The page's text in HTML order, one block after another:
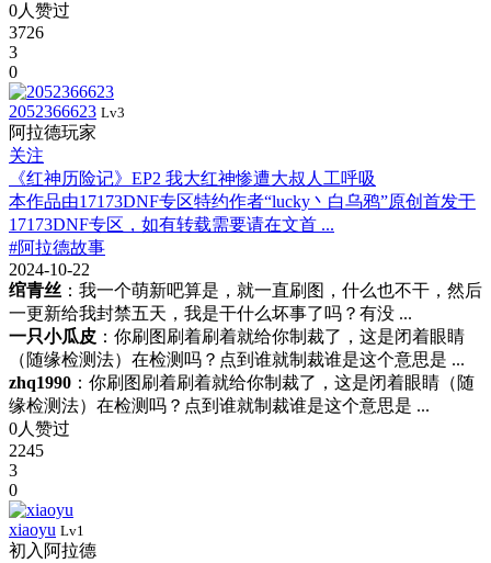
0人赞过
3726
3
0
2052366623 Lv3
阿拉德玩家
关注
《红神历险记》EP2 我大红神惨遭大叔人工呼吸
本作品由17173DNF专区特约作者“lucky丶白乌鸦”原创首发于
17173DNF专区，如有转载需要请在文首 ...
#阿拉德故事
2024-10-22
绾青丝 ：我一个萌新吧算是，就一直刷图，什么也不干，然后
一更新给我封禁五天，我是干什么坏事了吗？有没 ...
一只小瓜皮 ：你刷图刷着刷着就给你制裁了，这是闭着眼睛
（随缘检测法）在检测吗？点到谁就制裁谁是这个意思是 ...
zhq1990 ：你刷图刷着刷着就给你制裁了，这是闭着眼睛（随
缘检测法）在检测吗？点到谁就制裁谁是这个意思是 ...
0人赞过
2245
3
0
xiaoyu Lv1
初入阿拉德